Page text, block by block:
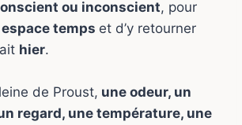
ou inconscient, pour
temps et d’y retourner
hier.
de Proust, une odeur, un
regard, une température, une